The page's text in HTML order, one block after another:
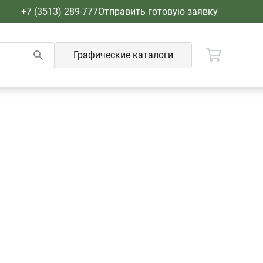
+7 (3513) 289-777Отправить готовую заявку
Графические каталоги